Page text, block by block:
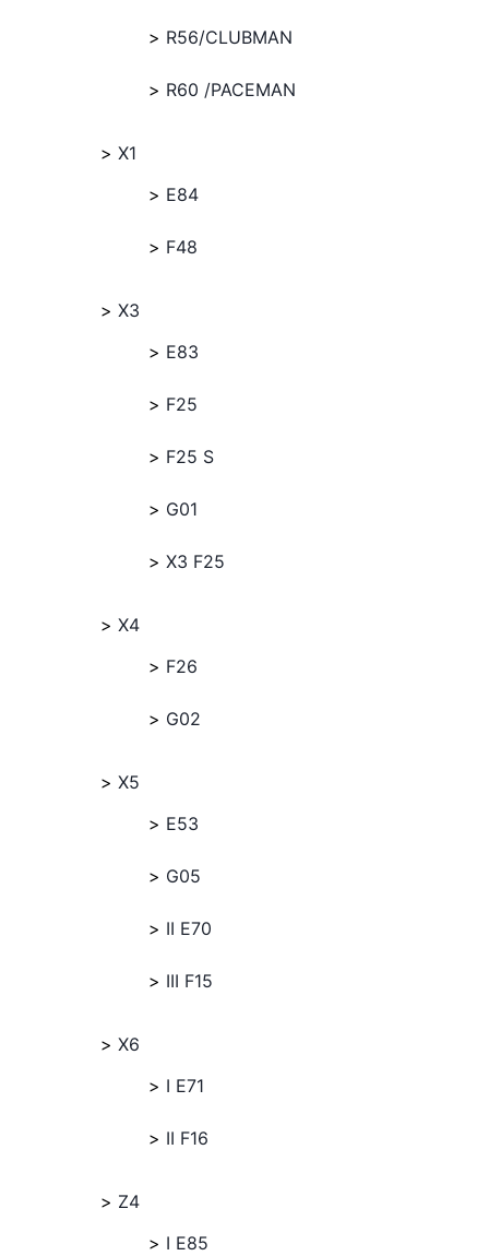
R56/CLUBMAN
R60 /PACEMAN
X1
E84
F48
X3
E83
F25
F25 S
G01
X3 F25
X4
F26
G02
X5
E53
G05
II E70
III F15
X6
I E71
II F16
Z4
I E85